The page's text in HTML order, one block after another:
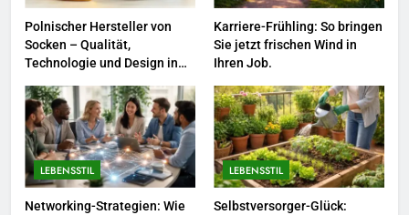
in diesem Jahr.
MODE
1
Polnischer Hersteller von
Socken – Qualität, Technologie
und Design in einem
MODE
2
Karriere-Frühling: So bringen Sie
Polnischer Hersteller von
Socken – Qualität,
Technologie und Design in
Karriere-Frühling: So bringen
Sie jetzt frischen Wind in
Ihren Job.
LEBENSSTIL
Networking-Strategien: Wie
LEBENSSTIL
Selbstversorger-Glück: